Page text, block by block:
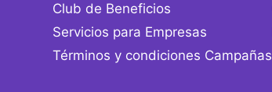
Club de Beneficios
Servicios para Empresas
Términos y condiciones Campañas